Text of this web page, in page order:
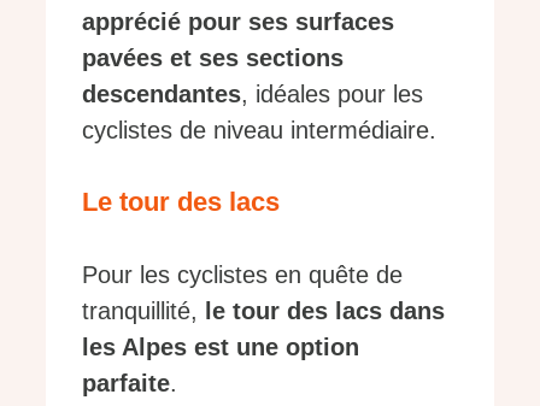
apprécié pour ses surfaces
pavées et ses sections
descendantes, idéales pour les
cyclistes de niveau intermédiaire.
Le tour des lacs
Pour les cyclistes en quête de
tranquillité, le tour des lacs dans
les Alpes est une option
parfaite.